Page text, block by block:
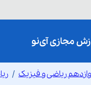
ریاضی و فیزیک